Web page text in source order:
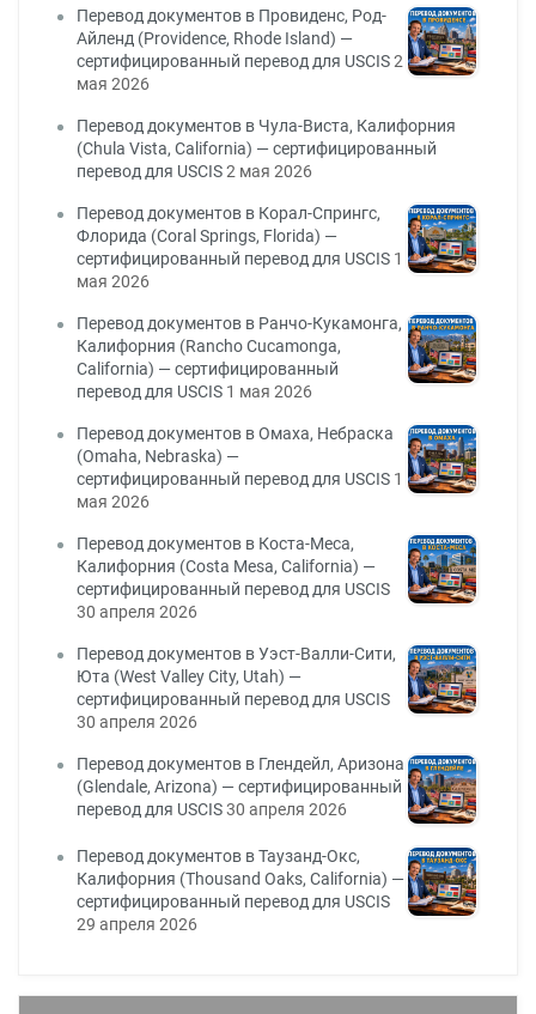
Перевод документов в Провиденс, Род-
Айленд (Providence, Rhode Island) —
сертифицированный перевод для USCIS2
мая 2026
Перевод документов в Чула-Виста, Калифорния
(Chula Vista, California) — сертифицированный
перевод для USCIS2 мая 2026
Перевод документов в Корал-Спрингс,
Флорида (Coral Springs, Florida) —
сертифицированный перевод для USCIS 1
мая 2026
Перевод документов в Ранчо-Кукамонга,
Калифорния (Rancho Cucamonga,
California) — сертифицированный
перевод для USCIS 1 мая 2026
Перевод документов в Омаха, Небраска
(Omaha, Nebraska) —
сертифицированный перевод для USCIS 1
мая 2026
Перевод документов в Коста-Меса,
Калифорния (Costa Mesa, California) —
сертифицированный перевод для USCIS
30 апреля 2026
Перевод документов в Уэст-Валли-Сити,
Юта (West Valley City, Utah) —
сертифицированный перевод для USCIS
30 апреля 2026
Перевод документов в Глендейл, Аризона
(Glendale, Arizona) — сертифицированный
перевод для USCIS30 апреля 2026
Перевод документов в Таузанд-Окс,
Калифорния (Thousand Oaks, California) —
сертифицированный перевод для USCIS
29 апреля 2026